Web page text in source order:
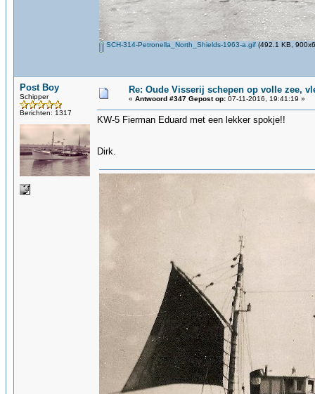
SCH-314-Petronella_North_Shields-1963-a.gif (492.1 KB,
Post Boy
Schipper
Berichten: 1317
Re: Oude Visserij schepen op volle zee,
« Antwoord #347 Gepost op: 07-11-2016, 19:41:19 »
KW-5 Fierman Eduard met een lekker spokje!!
Dirk.